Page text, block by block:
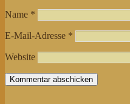
Name *
E-Mail-Adresse *
Website